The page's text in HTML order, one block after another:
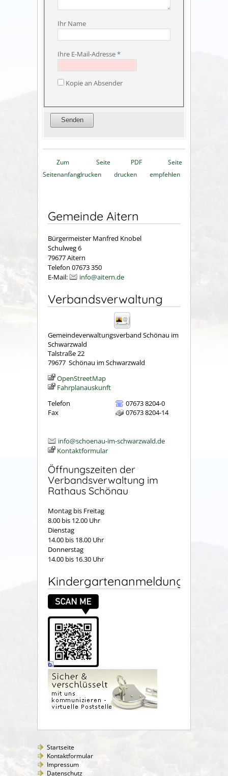
Ihr Name
Ihre E-Mail-Adresse*
Kopie an Absender
Zum
Seitenanfang
Seite
drucken
PDF
drucken
Seite
empfehlen
Gemeinde Aitern
Bürgermeister Manfred Knobel
Schulweg 6
79677 Aitern
Telefon 07673 350
E-Mail:
info@aitern.de
Verbandsverwaltung
Gemeindeverwaltungsverband Schönau im
Schwarzwald
Talstraße 22
79677 Schönau im Schwarzwald
OpenStreetMap
Fahrplanauskunft
Telefon
07673 8204-0
Fax
07673 8204-14
info@schoenau-im-schwarzwald.de
Kontaktformular
Öffnungszeiten der
Verbandsverwaltung im
Rathaus Schönau
Montag bis Freitag
8.00 bis 12.00 Uhr
Dienstag
14.00 bis 18.00 Uhr
Donnerstag
14.00 bis 16.30 Uhr
Kindergartenanmeldung
Startseite
Kontaktformular
Impressum
Datenschutz